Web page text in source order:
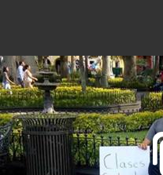
s
d
e
c
o
m
p
a